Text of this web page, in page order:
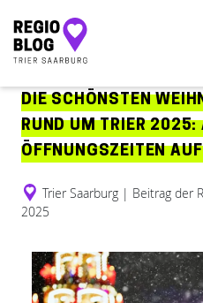
Hauptnavigation
DIE SCHÖNSTEN
RUND UM TRIER 2025:
ÖFFNUNGSZEITEN
Trier Saarburg | Beitrag der
2025